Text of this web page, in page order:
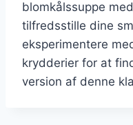
blomkålssuppe
tilfredsstille dine
eksperimentere
krydderier for at
version af denne